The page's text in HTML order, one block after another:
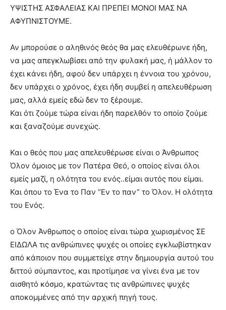
ΥΨΙΣΤΗΣ ΑΣΦΑΛΕΙΑΣ ΚΑΙ ΠΡΕΠΕΙ ΜΟΝΟΙ ΜΑΣ ΝΑ
ΑΦΥΠΝΙΣΤΟΥΜΕ.
Αν μπορούσε ο αληθινός θεός θα μας ελευθέρωνε ήδη,
να μας απεγκλωβίσει από την φυλακή μας, ή μάλλον το
έχει κάνει ήδη, αφού δεν υπάρχει η έννοια του χρόνου,
δεν υπάρχει ο χρόνος, έχει ήδη συμβεί η απελευθέρωση
μας, αλλά εμείς εδώ δεν το ξέρουμε.
Και ότι ζούμε τώρα είναι ήδη παρελθόν το οποίο ζούμε
και ξαναζούμε συνεχώς.
Και ο θεός που μας απελευθέρωσε είναι ο Άνθρωπος
Όλον όμοιος με τον Πατέρα Θεό, ο οποίος είναι όλοι
εμείς μαζί, η ολότητα του ενός..είμαι αυτός που είμαι.
Και όπου το Ένα το Παν “Εν το παν” το Όλον. Η ολότητα
του Ενός.
ο Όλον Άνθρωπος ο οποίος είναι τώρα χωρισμένος ΣΕ
ΕΙΔΩΛΑ τις ανθρώπινες ψυχές οι οποίες εγκλωβίστηκαν
από κάποιον που συμμετείχε στην δημιουργία αυτού του
διττού σύμπαντος, και προτίμησε να γίνει ένα με τον
αισθητό κόσμο, κρατώντας τις ανθρώπινες ψυχές
αποκομμένες από την αρχική πηγή τους.